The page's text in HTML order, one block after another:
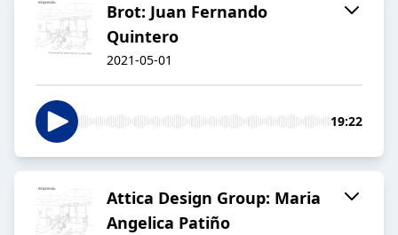
Brot: Juan Fernando
Quintero
2021-05-01
19:22
Attica Design Group: Maria
Angelica Patiño